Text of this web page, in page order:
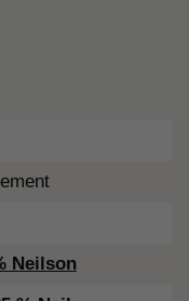
Neilson